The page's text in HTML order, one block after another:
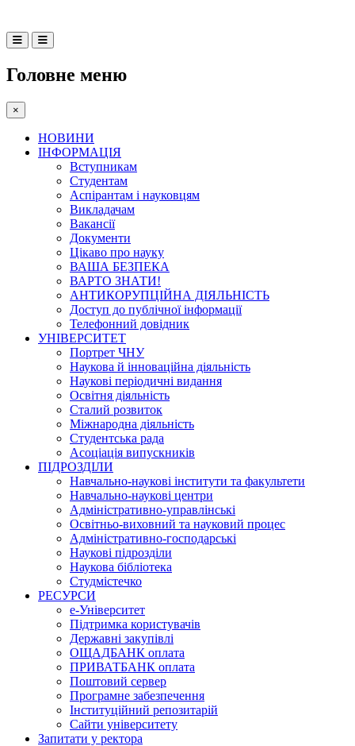
Головне меню
×
НОВИНИ
ІНФОРМАЦІЯ
Вступникам
Студентам
Аспірантам і науковцям
Викладачам
Вакансії
Документи
Цікаво про науку
ВАША БЕЗПЕКА
ВАРТО ЗНАТИ!
АНТИКОРУПЦІЙНА ДІЯЛЬНІСТЬ
Доступ до публічної інформації
Телефонний довідник
УНІВЕРСИТЕТ
Портрет ЧНУ
Наукова й інноваційна діяльність
Наукові періодичні видання
Освітня діяльність
Сталий розвиток
Міжнародна діяльність
Студентська рада
Асоціація випускників
ПІДРОЗДІЛИ
Навчально-наукові інститути та факультети
Навчально-наукові центри
Адміністративно-управлінські
Освітньо-виховний та науковий процес
Адміністративно-господарські
Наукові підрозділи
Наукова бібліотека
Студмістечко
РЕСУРСИ
е-Університет
Підтримка користувачів
Державні закупівлі
ОЩАДБАНК оплата
ПРИВАТБАНК оплата
Поштовий сервер
Програмне забезпечення
Інституційний репозитарій
Сайти університету
Запитати у ректора